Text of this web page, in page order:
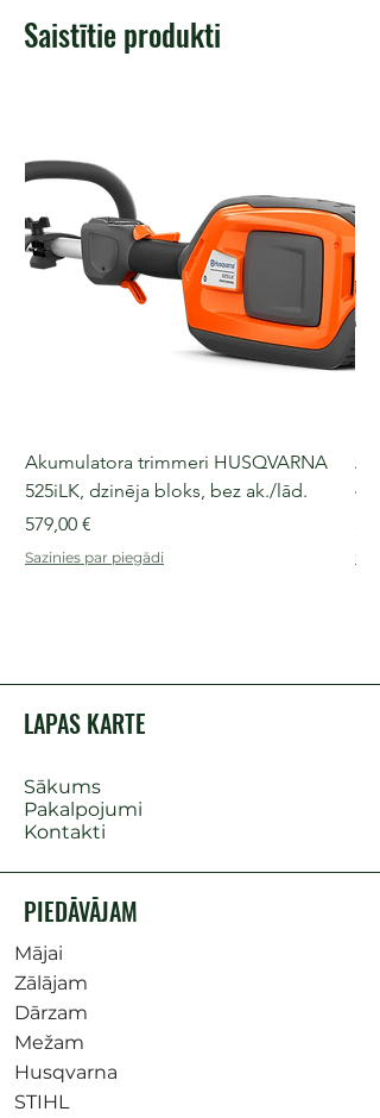
Saistītie produkti
Akumulatora trimmeri HUSQVARNA
525iLK, dzinēja bloks, bez ak./lād.
Cena
579,00 €
Sazinies par piegādi
LAPAS KARTE
Sākums
Pakalpojumi
Kontakti
PIEDĀVĀJAM
Mājai
Zālājam
Dārzam
Mežam
Husqvarna
STIHL